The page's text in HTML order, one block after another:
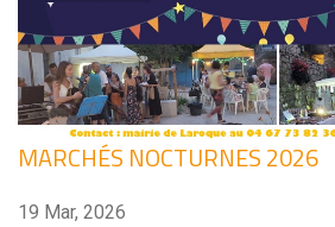
MARCHÉS NOCTURNES 2026
19 Mar, 2026